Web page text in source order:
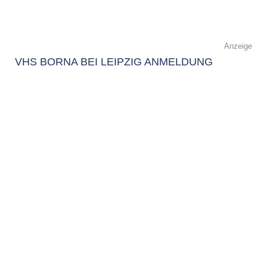
Anzeige
VHS BORNA BEI LEIPZIG ANMELDUNG